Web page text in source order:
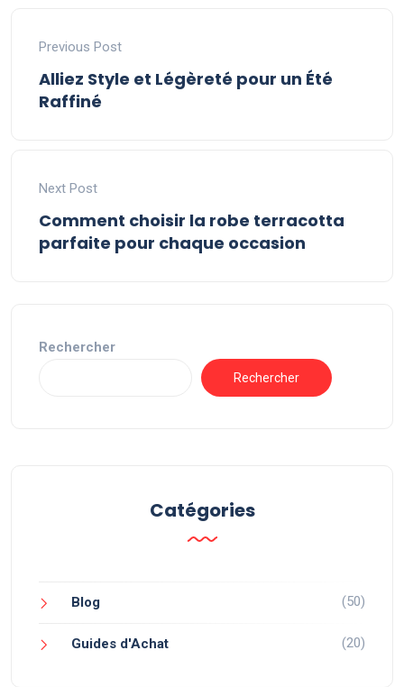
Previous Post
Alliez Style et Légèreté pour un Été
Raffiné
Next Post
Comment choisir la robe terracotta
parfaite pour chaque occasion
Rechercher
Rechercher
Catégories
Blog (50)
Guides d'Achat (20)